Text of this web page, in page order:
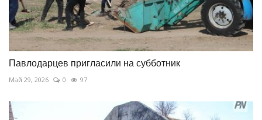
Павлодарцев пригласили на субботник
Май 29, 2026 0 97